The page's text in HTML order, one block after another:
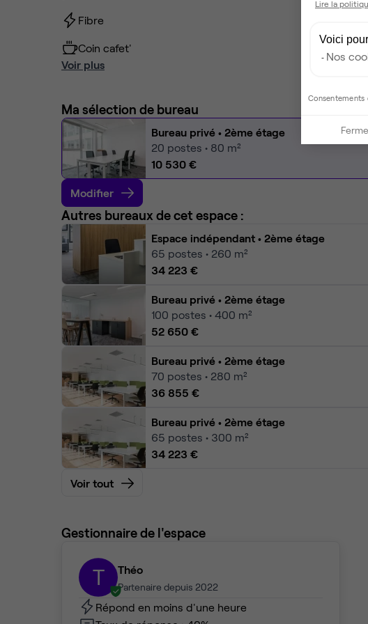
Fibre
Coin cafet'
Voir plus
Ma sélection de bureau
Bureau privé • 2ème étage
20 postes • 80 m²
10 530 €
Modifier
Autres bureaux de cet espace :
Espace indépendant • 2ème étage
65 postes • 260 m²
34 223 €
Bureau privé • 2ème étage
100 postes • 400 m²
52 650 €
Bureau privé • 2ème étage
70 postes • 280 m²
36 855 €
Bureau privé • 2ème étage
65 postes • 300 m²
34 223 €
Voir tout
Gestionnaire de l'espace
T Théo
Partenaire depuis 2022
Répond en moins d'une heure
Lire la
Voici
Nos
Consentements